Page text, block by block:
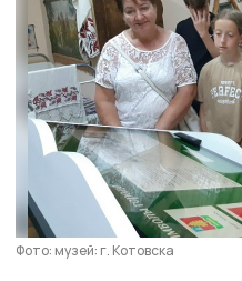
Фото: музей: г. Котовска